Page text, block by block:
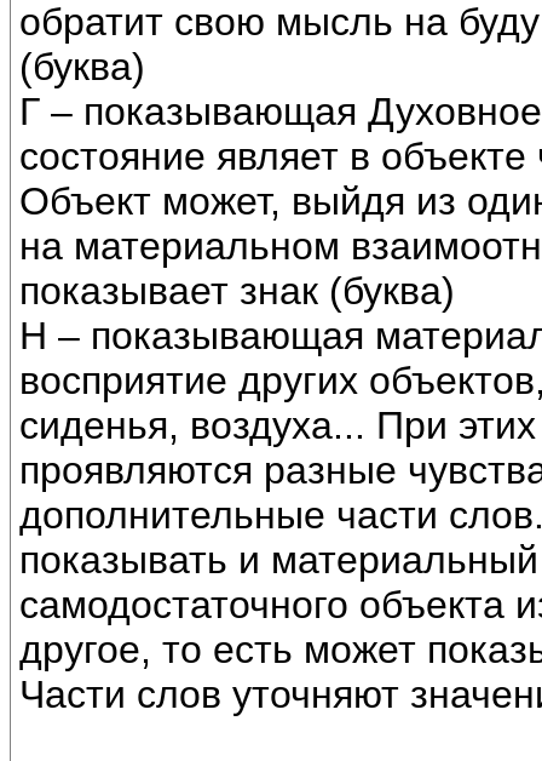
обратит свою мысль на
(буква)
Г – показывающая
состояние являет в
Объект может, выйдя из
на материальном
показывает знак (буква)
Н – показывающая
восприятие других
сиденья, воздуха... При
проявляются разные
дополнительные части
показывать и
самодостаточного объекта
другое, то есть может
Части слов уточняют